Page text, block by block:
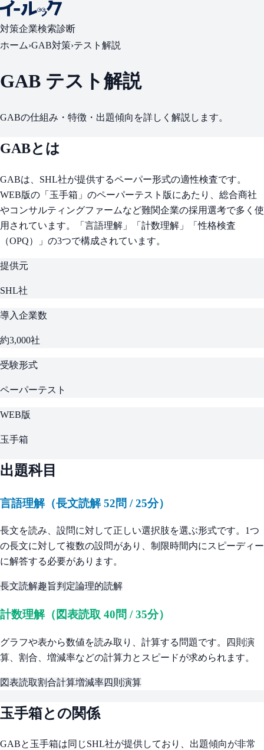
対策企業検索診断
ホーム›GAB対策›テスト解説
GAB テスト解説
GABの仕組み・特徴・出題傾向を詳しく解説します。
GABとは
GABは、SHL社が提供するペーパー形式の適性検査です。
WEB版の「玉手箱」のペーパーテスト版にあたり、総合商社
やコンサルティングファームなど難関企業の採用選考で多く使
用されています。「言語理解」「計数理解」「性格検査
（OPQ）」の3つで構成されています。
提供元
SHL社
導入企業数
約3,000社
受験形式
ペーパーテスト
WEB版
玉手箱
出題科目
言語理解（長文読解 52問 / 25分）
長文を読み、設問に対して正しい選択肢を選ぶ形式です。1つ
の長文に対して複数の設問があり、制限時間内にスピーディー
に解答する必要があります。
長文読解趣旨判定論理的読解
計数理解（図表読取 40問 / 35分）
グラフや表から数値を読み取り、計算する問題です。四則演
算、割合、増減率などの計算力とスピードが求められます。
図表読取割合計算増減率四則演算
玉手箱との関係
GABと玉手箱は同じSHL社が提供しており、出題傾向が非常